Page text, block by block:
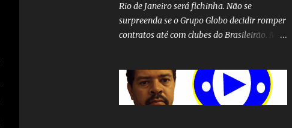
Rio de Janeiro será fichinha. Não se
surpreenda se o Grupo Globo decidir romper
contratos até com clubes do Brasileirão. Mas
seu monopólio.